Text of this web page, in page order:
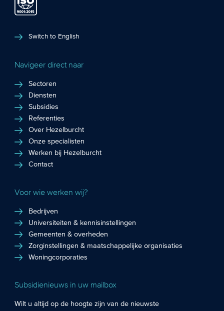
Switch to English
Navigeer direct naar
Sectoren
Diensten
Subsidies
Referenties
Over Hezelburcht
Onze specialisten
Werken bij Hezelburcht
Contact
Voor wie werken wij?
Bedrijven
Universiteiten & kennisinstellingen
Gemeenten & overheden
Zorginstellingen & maatschappelijke organisaties
Woningcorporaties
Subsidienieuws in uw mailbox
Wilt u altijd op de hoogte zijn van de nieuwste